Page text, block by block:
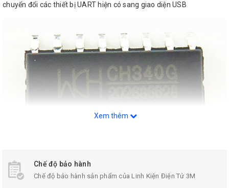
chuyển đổi các thiết bị UART hiện có sang giao diện USB
IC Giao Tiếp CH340G-SOP16
Xem thêm
Chế độ bảo hành
Chế độ bảo hành sản phẩm của Linh Kiện Điện Tử 3M